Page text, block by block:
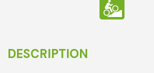
DESCRIPTION